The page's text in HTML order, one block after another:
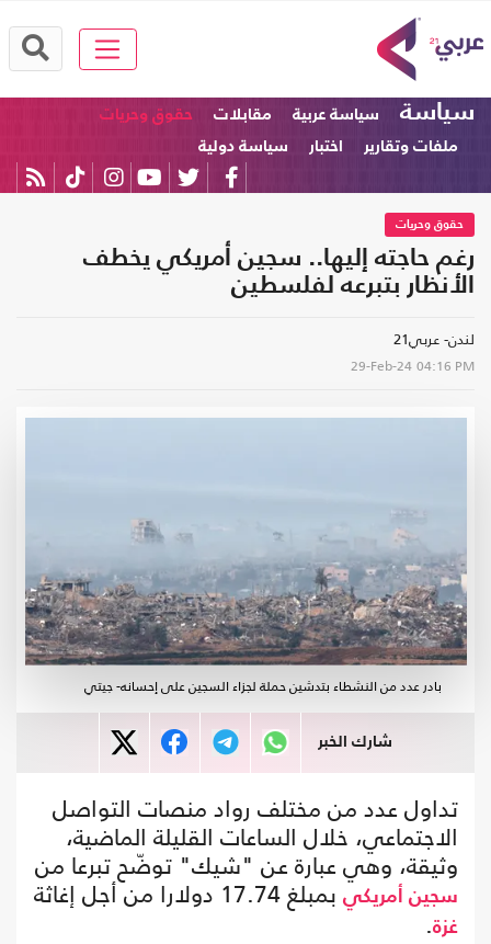
سياسة سياسة عربية مقابلات
حقوق وحريات
ملفات وتقارير
اختبار سياسة دولية
حقوق وحريات
رغم حاجته إليها.. سجين أمريكي يخطف
الأنظار بتبرعه لفلسطين
لندن- عربي21
29-Feb-24 04:16 PM
بادر عدد من النشطاء بتدشين حملة لجزاء السجين على إحسانه- جيتي
شارك الخبر
تداول عدد من مختلف رواد منصات التواصل
الاجتماعي، خلال الساعات القليلة الماضية،
وثيقة، وهي عبارة عن "شيك" توضّح تبرعا من
سجين أمريكي بمبلغ 17.74 دولارا من أجل إغاثة
غزة.